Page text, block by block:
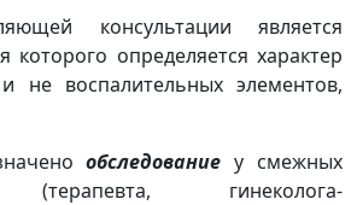
консультации является
которого определяется характер
не воспалительных элементов,
обследование у смежных
(терапевта, гинеколога-